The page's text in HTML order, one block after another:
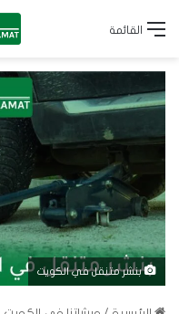
القائمة
بنشر متنقل في الكويت